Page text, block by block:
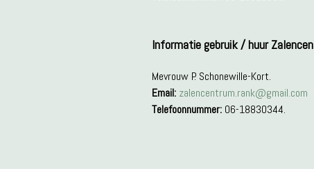
Informatie gebruik / huur
Mevrouw P. Schonewille-Kort.
Email: zalencentrum.rank@gmail.com
Telefoonnummer:06-18830344.